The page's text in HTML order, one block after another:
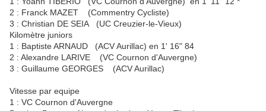
2 : Franck MAZET (Commentry Cycliste)
3 : Christian DE SEIA (UC Creuzier-le-Vieux)
Kilomètre juniors
1 : Baptiste ARNAUD (ACV Aurillac) en 1' 16" 84
2 : Alexandre LARIVE (VC Cournon d'Auvergne)
3 : Guillaume GEORGES (ACV Aurillac)
Vitesse par equipe
1 : VC Cournon d'Auvergne